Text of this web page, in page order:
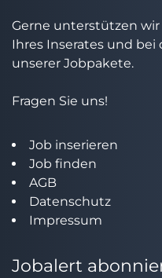
Gerne unterstützen
Ihres Inserates und bei
unserer Jobpakete.
Fragen Sie uns!
Job inserieren
Job finden
AGB
Datenschutz
Impressum
Jobalert